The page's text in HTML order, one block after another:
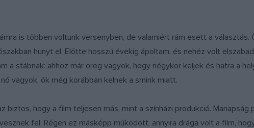
is többen voltunk versenyben, de valamiért rám esett a választás.
hunyt el. Előtte hosszú évekig ápoltam, és nehéz volt
a stábnak: ahhoz már öreg vagyok, hogy négykor keljek és hatra a
vagyok, ők még korábban kelnek a smink miatt.
biztos, hogy a film teljesen más, mint a színházi produkció. Manapság
fel. Régen ez másképp működött: annyira drága volt a film,